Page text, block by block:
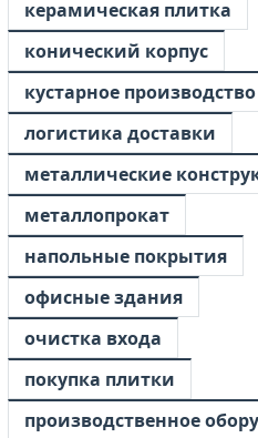
керамическая плитка
конический корпус
кустарное производство
логистика доставки
металлические
металлопрокат
напольные покрытия
офисные здания
очистка входа
покупка плитки
производственное